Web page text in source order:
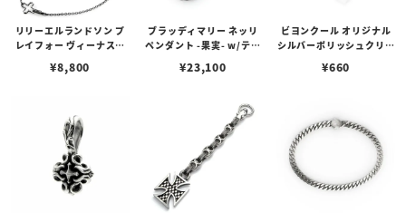
リリーエルランドソン プ
レイフォー ヴィーナスチ
¥8,800
ブラッディマリー ネッリ
ペンダント -果実- w/ティ
¥23,100
ビヨンクール オリジナル
シルバーポリッシュクリー
ュ）
¥660